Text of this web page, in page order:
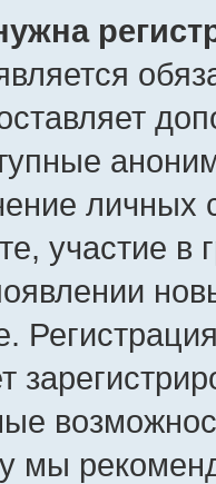
участие в
мы